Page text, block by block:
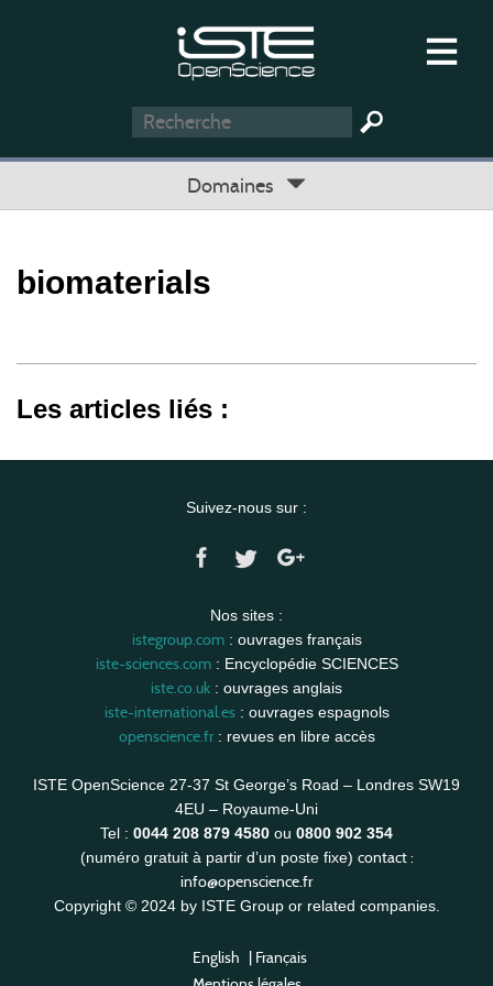
Domaines
biomaterials
Les articles liés :
Suivez-nous sur :
Nos sites :
istegroup.com: ouvrages français
iste-sciences.com: Encyclopédie SCIENCES
iste.co.uk : ouvrages anglais
iste-international.es: ouvrages espagnols
openscience.fr: revues en libre accès
ISTE OpenScience 27-37 St George’s Road – Londres SW19
4EU – Royaume-Uni
Tel : 0044 208 879 4580 ou 0800 902 354
(numéro gratuit à partir d’un poste fixe) contact :
info@openscience.fr
Copyright © 2024 by ISTE Group or related companies.
English | Français